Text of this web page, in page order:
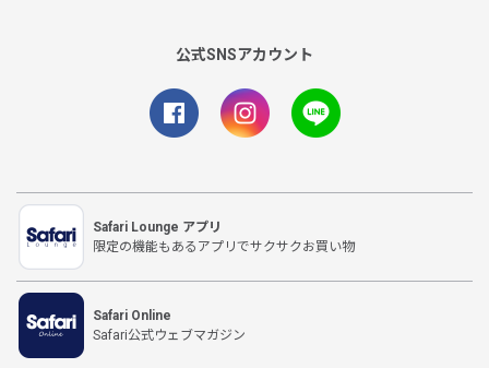
公式SNSアカウント
Safari Lounge アプリ
限定の機能もあるアプリでサクサクお買い物
Safari Online
Safari公式ウェブマガジン